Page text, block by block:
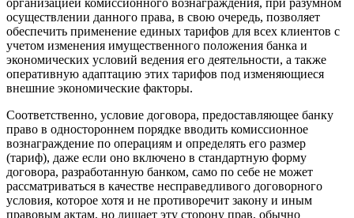
осуществлении данного права, в свою очередь, позволяет
обеспечить применение единых тарифов для всех клиентов с
учетом изменения имущественного положения банка и
экономических условий ведения его деятельности, а также
оперативную адаптацию этих тарифов под изменяющиеся
внешние экономические факторы.
Соответственно, условие договора, предоставляющее банку
право в одностороннем порядке вводить комиссионное
вознаграждение по операциям и определять его размер
(тариф), даже если оно включено в стандартную форму
договора, разработанную банком, само по себе не может
рассматриваться в качестве несправедливого договорного
условия, которое хотя и не противоречит закону и иным
правовым актам, но лишает эту сторону прав, обычно